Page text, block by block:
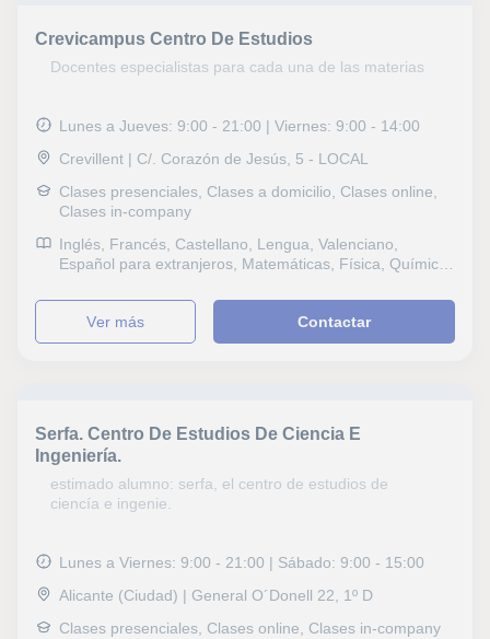
Repaso General, ESO, Bachillerato, Todos los cursos,
Primaria, Universidad, Ciclos Formativos, Geografía,
Crevicampus Centro De Estudios
Docentes especialistas para cada una de las materias
Lunes a Jueves: 9:00 - 21:00 | Viernes: 9:00 - 14:00
Crevillent | C/. Corazón de Jesús, 5 - LOCAL
Clases presenciales, Clases a domicilio, Clases online,
Clases in-company
Inglés, Francés, Castellano, Lengua, Valenciano,
Español para extranjeros, Matemáticas, Física, Química,
Probabilidad y Estadística, Ingenieria, Otras ciencias,
Electrotecnia, Geología, Álgebra, Bioquímica, Ciencias
Ambientales, Optometría, Filosofía, Lengua Castellana y
(para adultos), B1 PET, Bachillerato, Primaria,
Universidad, Ciclos Formativos, Geografía, Matemáticas
aplicadas, Técnicas de estudio, Audición y Lenguaje,
Pedagogía, Logopedia, Economía, Contabilidad,
ver más Contactar
Serfa. Centro De Estudios De Ciencia E
Ingeniería.
estimado alumno: serfa, el centro de estudios de
ciencía e ingenie.
Lunes a Viernes: 9:00 - 21:00 | Sábado: 9:00 - 15:00
Alicante (Ciudad) | General O´Donell 22, 1º D
Clases presenciales, Clases online, Clases in-company